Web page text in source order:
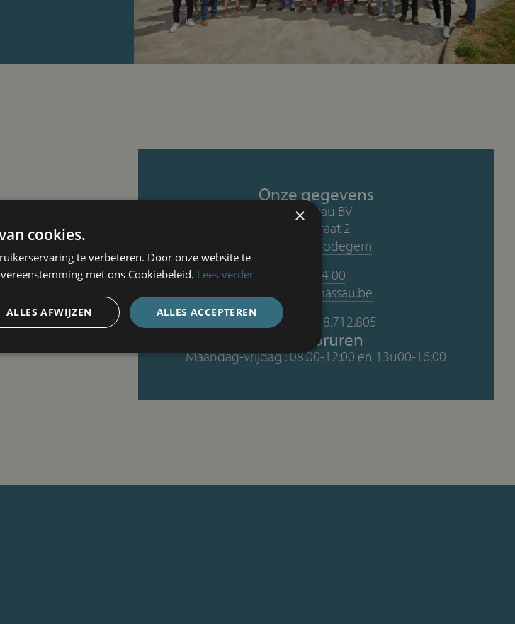
Onze gegevens
L-door Nassau BV
Kwadelapstraat 2
9320 Erembodegem
+32 53 64 44 00
info@ldoornassau.be
BTW: BE 0878.712.805
Kantooruren
Maandag-vrijdag : 08:00-12:00 en 13u00-16:00
×
cookies.
te verbeteren. Door onze website te
met ons Cookiebeleid. Lees verder
ALLES ACCEPTEREN
ALLES AFWIJZEN